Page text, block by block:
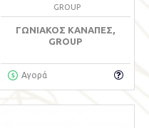
GROUP
ΓΩΝΙΑΚΌΣ ΚΑΝΑΠΈΣ,
GROUP
Αγορά